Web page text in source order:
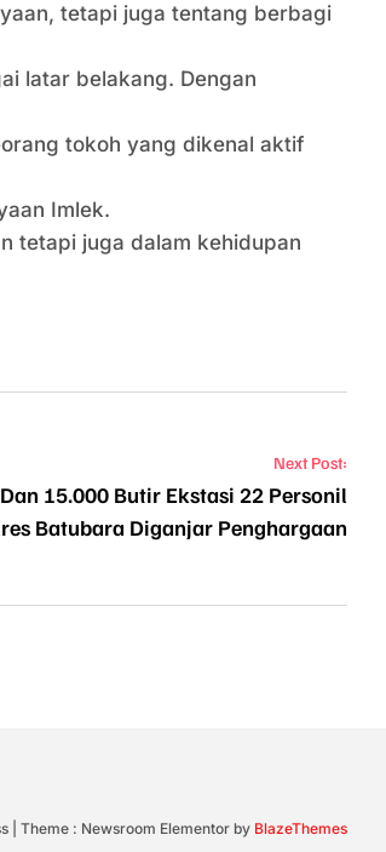
tetapi juga tentang berbagi
latar belakang. Dengan
tokoh yang dikenal aktif
Imlek.
tetapi juga dalam kehidupan
Next Post:
15.000 Butir Ekstasi 22 Personil
Batubara Diganjar Penghargaan
Theme : Newsroom Elementor by BlazeThemes